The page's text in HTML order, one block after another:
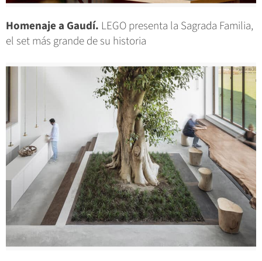
Homenaje a Gaudí. LEGO presenta la Sagrada Familia,
el set más grande de su historia